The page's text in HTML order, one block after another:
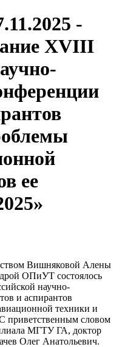
-
XVIII
ее
Вишняковой Алены
ОПиУТ состоялось
научно-
и аспирантов
техники и
приветственным словом
МГТУ ГА, доктор
Олег Анатольевич.